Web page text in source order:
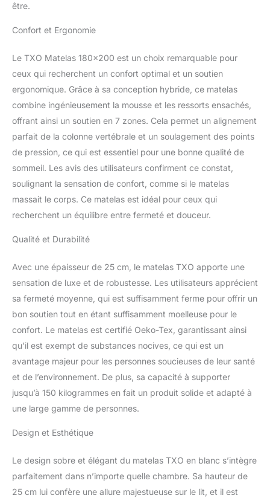
être.
Confort et Ergonomie
Le TXO Matelas 180×200 est un choix remarquable pour
ceux qui recherchent un confort optimal et un soutien
ergonomique. Grâce à sa conception hybride, ce matelas
combine ingénieusement la mousse et les ressorts ensachés,
offrant ainsi un soutien en 7 zones. Cela permet un alignement
parfait de la colonne vertébrale et un soulagement des points
de pression, ce qui est essentiel pour une bonne qualité de
sommeil. Les avis des utilisateurs confirment ce constat,
soulignant la sensation de confort, comme si le matelas
massait le corps. Ce matelas est idéal pour ceux qui
recherchent un équilibre entre fermeté et douceur.
Qualité et Durabilité
Avec une épaisseur de 25 cm, le matelas TXO apporte une
sensation de luxe et de robustesse. Les utilisateurs apprécient
sa fermeté moyenne, qui est suffisamment ferme pour offrir un
bon soutien tout en étant suffisamment moelleuse pour le
confort. Le matelas est certifié Oeko-Tex, garantissant ainsi
qu’il est exempt de substances nocives, ce qui est un
avantage majeur pour les personnes soucieuses de leur santé
et de l’environnement. De plus, sa capacité à supporter
jusqu’à 150 kilogrammes en fait un produit solide et adapté à
une large gamme de personnes.
Design et Esthétique
Le design sobre et élégant du matelas TXO en blanc s’intègre
parfaitement dans n’importe quelle chambre. Sa hauteur de
25 cm lui confère une allure majestueuse sur le lit, et il est